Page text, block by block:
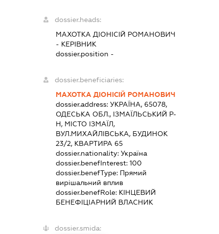
dossier.heads:
МАХОТКА ДІОНІСІЙ РОМАНОВИЧ
- КЕРІВНИК
dossier.position -
dossier.beneficiaries:
МАХОТКА ДІОНІСІЙ РОМАНОВИЧ
dossier.address: УКРАЇНА, 65078,
ОДЕСЬКА ОБЛ., ІЗМАЇЛЬСЬКИЙ Р-
Н, МІСТО ІЗМАЇЛ,
ВУЛ.МИХАЙЛІВСЬКА, БУДИНОК
23/2, КВАРТИРА 65
dossier.nationality: Україна
dossier.benefInterest: 100
dossier.benefType: Прямий
вирішальний вплив
dossier.benefRole: КІНЦЕВИЙ
БЕНЕФІЦІАРНИЙ ВЛАСНИК
dossier.smida: